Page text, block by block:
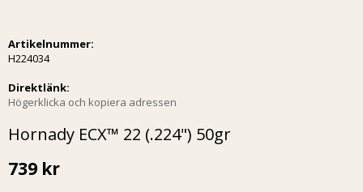
Artikelnummer:
H224034
Direktlänk:
Högerklicka och kopiera adressen
Hornady ECX™ 22 (.224") 50gr
739 kr